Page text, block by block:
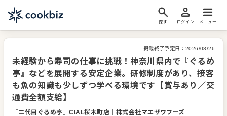
探す ログイン メニュー
掲載終了予定日： 2026/08/26
未経験から寿司の仕事に挑戦！神奈川県内で『ぐるめ
亭』などを展開する安定企業。研修制度があり、接客
も魚の知識も少しずつ学べる環境です【賞与あり／交
通費全額支給】
『二代目ぐるめ亭』CIAL桜木町店
株式会社マエザワフーズ